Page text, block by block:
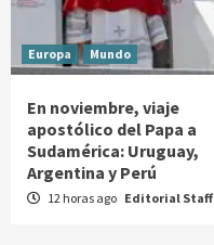
Europa Mundo
En noviembre, viaje
apostólico del Papa a
Sudamérica: Uruguay,
Argentina y Perú
12 horas ago Editorial Staff